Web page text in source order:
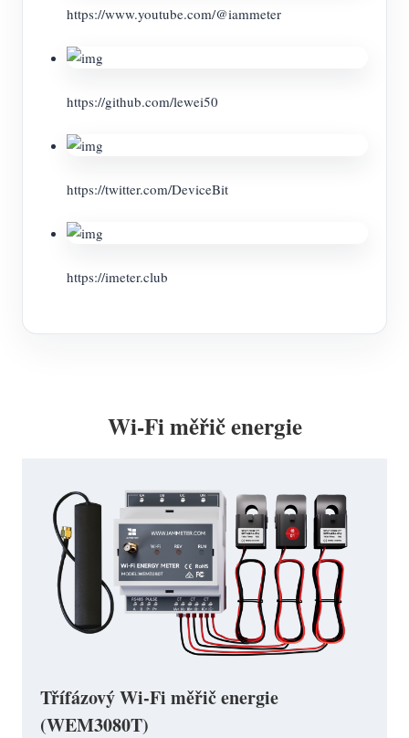
https://www.youtube.com/@iammeter
https://github.com/lewei50
https://twitter.com/DeviceBit
https://imeter.club
Wi-Fi měřič energie
Třífázový Wi-Fi měřič energie
(WEM3080T)